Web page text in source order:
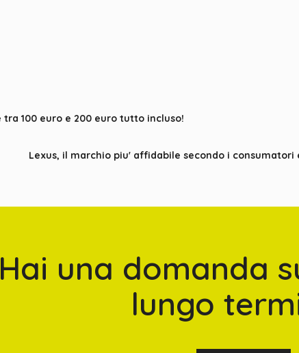
tra 100 euro e 200 euro tutto incluso!
Lexus, il marchio piu' affidabile secondo i
Hai una domanda
lungo